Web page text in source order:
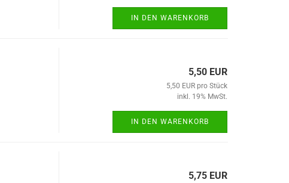
IN DEN WARENKORB
5,50 EUR
5,50 EUR pro Stück
inkl. 19% MwSt.
IN DEN WARENKORB
5,75 EUR